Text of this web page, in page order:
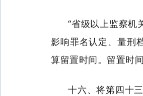
“省级以上监察机
影响罪名认定、量刑
算留置时间。留置时
十六、将第四十